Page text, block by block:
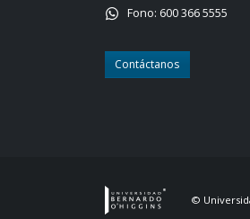
Fono: 600 366 5555
Contáctanos
©